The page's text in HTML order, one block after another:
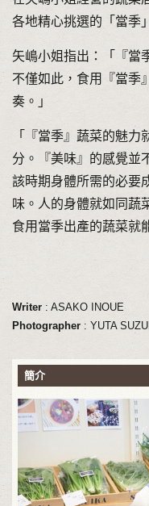
各地精心挑選的「當季
矢嶋小姐指出：「『當
不僅如此，食用『當季
奏。」
「『當季』蔬菜的魅
分。『美味』的感覺並
該時期身體所需的必要
味。人的身體就如同蔬
食用當季出產的蔬菜就
Writer: ASAKO INOUE
Photographer: YUTA
簡介